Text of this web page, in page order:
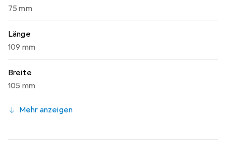
75 mm
Länge
109 mm
Breite
105 mm
Mehr anzeigen